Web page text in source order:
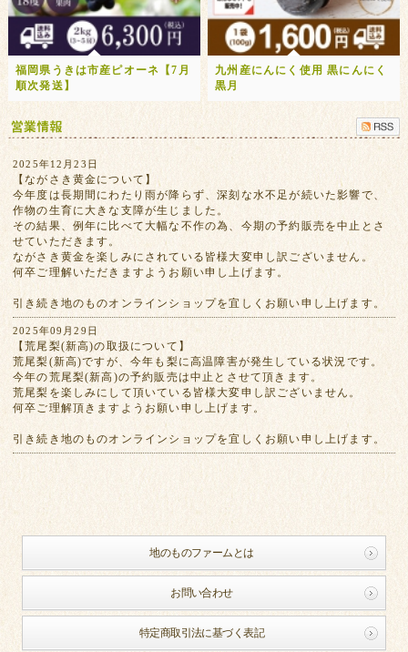
福岡県うきは市産ピオーネ【7月
順次発送】
九州産にんにく使用 黒にんにく
黒月
2025年12月23日
【ながさき黄金について】
今年度は長期間にわたり雨が降らず、深刻な水不足が続いた影響で、
作物の生育に大きな支障が生じました。
その結果、例年に比べて大幅な不作の為、今期の予約販売を中止とさ
せていただきます。
ながさき黄金を楽しみにされている皆様大変申し訳ございません。
何卒ご理解いただきますようお願い申し上げます。
引き続き地のものオンラインショップを宜しくお願い申し上げます。
2025年09月29日
【荒尾梨(新高)の取扱について】
荒尾梨(新高)ですが、今年も梨に高温障害が発生している状況です。
今年の荒尾梨(新高)の予約販売は中止とさせて頂きます。
荒尾梨を楽しみにして頂いている皆様大変申し訳ございません。
何卒ご理解頂きますようお願い申し上げます。
引き続き地のものオンラインショップを宜しくお願い申し上げます。
地のものファームとは
お問い合わせ
特定商取引法に基づく表記